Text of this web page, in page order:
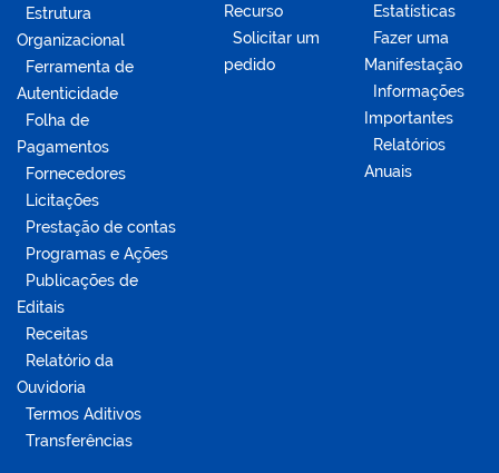
Estrutura
Organizacional
Ferramenta de
Autenticidade
Folha de
Pagamentos
Fornecedores
Licitações
Prestação de contas
Programas e Ações
Publicações de
Editais
Receitas
Relatório da
Ouvidoria
Termos Aditivos
Transferências
Recurso
Solicitar um
pedido
Estatísticas
Fazer uma
Manifestação
Informações
Importantes
Relatórios
Anuais